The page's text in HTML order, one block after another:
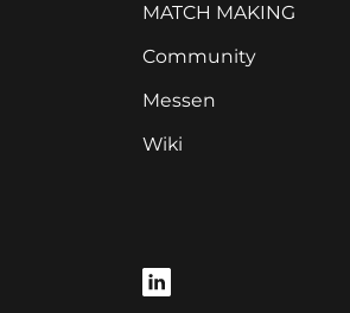
MATCH MAKING
Community
Messen
Wiki